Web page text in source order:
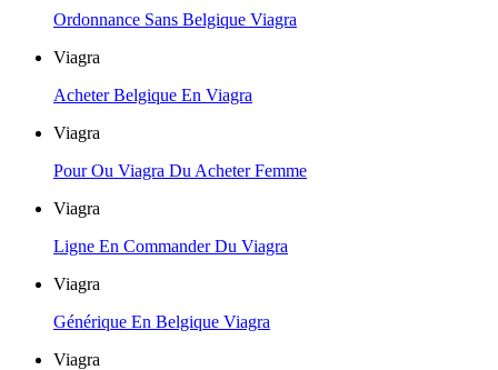
Ordonnance Sans Belgique Viagra
Viagra
Acheter Belgique En Viagra
Viagra
Pour Ou Viagra Du Acheter Femme
Viagra
Ligne En Commander Du Viagra
Viagra
Générique En Belgique Viagra
Viagra